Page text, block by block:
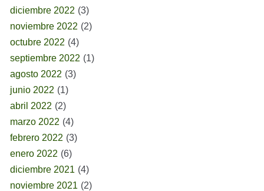
diciembre 2022 (3)
noviembre 2022 (2)
octubre 2022 (4)
septiembre 2022 (1)
agosto 2022 (3)
junio 2022 (1)
abril 2022 (2)
marzo 2022 (4)
febrero 2022 (3)
enero 2022 (6)
diciembre 2021 (4)
noviembre 2021 (2)